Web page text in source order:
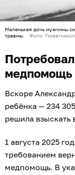
Маленькая дочь мужчины
травмы.
Фото:
медпомощь
Вскоре
ребёнка — 234
решила взыскать
1 августа 2025
требованием
медпомощь. В